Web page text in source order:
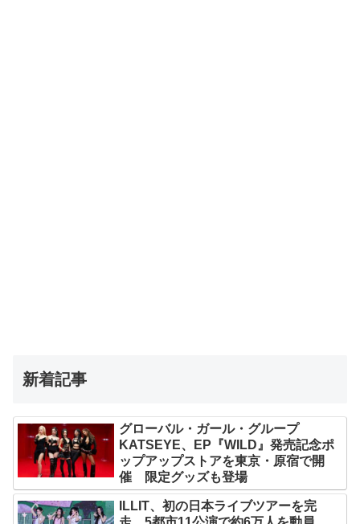
新着記事
グローバル・ガール・グループ
KATSEYE、EP『WILD』発売記念ポ
ップアップストアを東京・原宿で開
催 限定グッズも登場
ILLIT、初の日本ライブツアーを完